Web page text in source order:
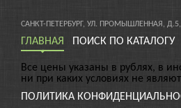
САНКТ-ПЕТЕРБУРГ, УЛ. ПРОМЫШЛЕННАЯ,
ГЛАВНАЯ ПОИСК ПО КАТАЛОГУ
Все цены указаны в рублях, в
ни при каких условиях не
ПОЛИТИКА